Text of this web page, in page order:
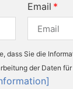
Email
dass Sie die
der Daten